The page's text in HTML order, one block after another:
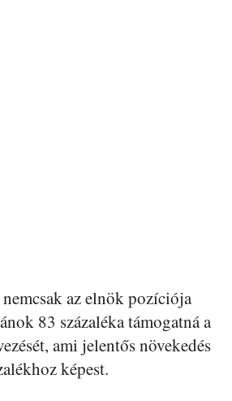
az elnök pozíciója
83 százaléka támogatná a
ami jelentős növekedés
képest.